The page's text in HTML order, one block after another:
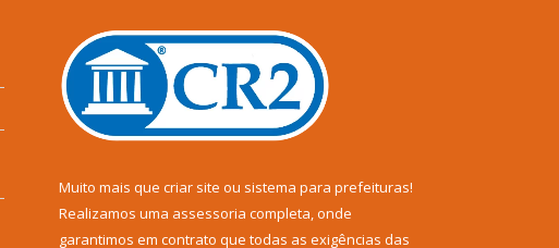
Muito mais que criar site ou sistema para prefeituras!
Realizamos uma assessoria completa, onde
garantimos em contrato que todas as exigências das